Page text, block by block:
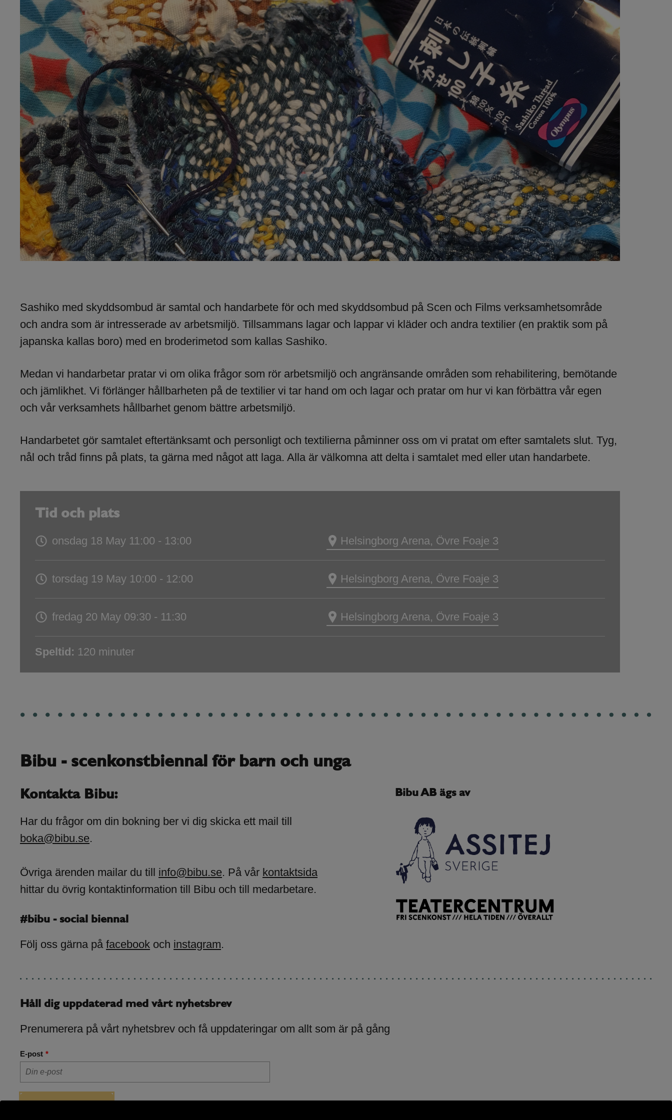
Sashiko med skyddsombud är samtal och handarbete för och med skyddsombud på Scen och Films verksamhetsområde
och andra som är intresserade av arbetsmiljö. Tillsammans lagar och lappar vi kläder och andra textilier (en praktik som på
japanska kallas boro) med en broderimetod som kallas Sashiko.
Medan vi handarbetar pratar vi om olika frågor som rör arbetsmiljö och angränsande områden som rehabilitering, bemötande
och jämlikhet. Vi förlänger hållbarheten på de textilier vi tar hand om och lagar och pratar om hur vi kan förbättra vår egen
och vår verksamhets hållbarhet genom bättre arbetsmiljö.
Handarbetet gör samtalet eftertänksamt och personligt och textilierna påminner oss om vi pratat om efter samtalets slut. Tyg,
nål och tråd finns på plats, ta gärna med något att laga. Alla är välkomna att delta i samtalet med eller utan handarbete.
Tid och plats
onsdag 18 May 11:00 - 13:00 Helsingborg Arena, Övre Foaje 3
torsdag 19 May 10:00 - 12:00 Helsingborg Arena, Övre Foaje 3
fredag 20 May 09:30 - 11:30 Helsingborg Arena, Övre Foaje 3
Speltid: 120 minuter
Bibu - scenkonstbiennal för barn och unga
Kontakta Bibu:
Har du frågor om din bokning ber vi dig skicka ett mail till
boka@bibu.se.
Övriga ärenden mailar du till info@bibu.se. På vår kontaktsida
hittar du övrig kontaktinformation till Bibu och till medarbetare.
#bibu - social biennal
Följ oss gärna på facebook och instagram.
Bibu AB ägs av
Håll dig uppdaterad med vårt nyhetsbrev
Prenumerera på vårt nyhetsbrev och få uppdateringar om allt som är på gång
E-post